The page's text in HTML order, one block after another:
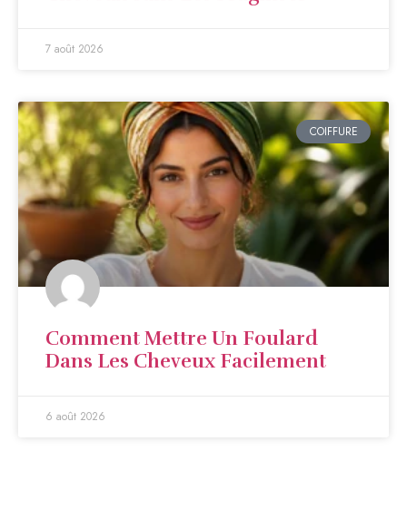
7 août 2026
COIFFURE
Comment Mettre Un Foulard
Dans Les Cheveux Facilement
6 août 2026